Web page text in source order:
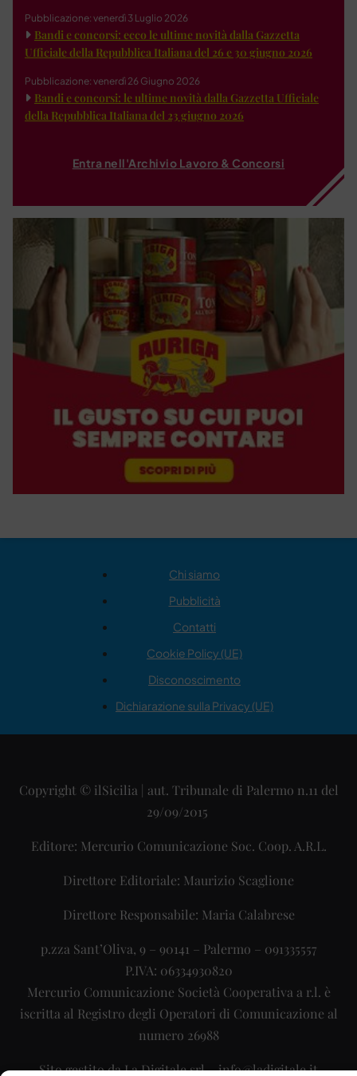
Pubblicazione: venerdì 3 Luglio 2026
Bandi e concorsi: ecco le ultime novità dalla Gazzetta
Ufficiale della Repubblica Italiana del 26 e 30 giugno 2026
Pubblicazione: venerdì 26 Giugno 2026
Bandi e concorsi: le ultime novità dalla Gazzetta Ufficiale
della Repubblica Italiana del 23 giugno 2026
Entra nell'Archivio Lavoro & Concorsi
Chi siamo
Pubblicità
Contatti
Cookie Policy (UE)
Disconoscimento
Dichiarazione sulla Privacy (UE)
Copyright © ilSicilia | aut. Tribunale di Palermo n.11 del
29/09/2015
Editore: Mercurio Comunicazione Soc. Coop. A.R.L.
Direttore Editoriale: Maurizio Scaglione
Direttore Responsabile: Maria Calabrese
p.zza Sant’Oliva, 9 – 90141 – Palermo – 091335557
P.IVA: 06334930820
Mercurio Comunicazione Società Cooperativa a r.l. è
iscritta al Registro degli Operatori di Comunicazione al
numero 26988
Sito gestito daLa Digitale srl–info@ladigitale.it